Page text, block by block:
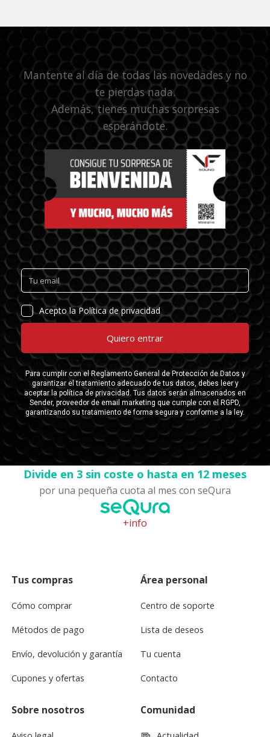
Mantente al día de todas las novedades y no
te pierdas nada.
Además, tienes muchas sorpresas
esperándote.
Divide en 3 sin coste o hasta en 12 meses
por una pequeña cuota al mes con seQura
+info
Tus compras
Cómo comprar
Métodos de pago
Envío, devolución y garantía
Cupones y ofertas
Área personal
Centro de soporte
Lista de deseos
Tu cuenta
Contacto
Sobre nosotros Comunidad